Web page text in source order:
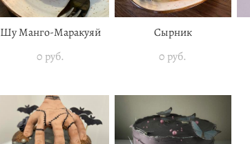
Шу Манго-Маракуяй
0 pуб.
Сырник
0 pуб.